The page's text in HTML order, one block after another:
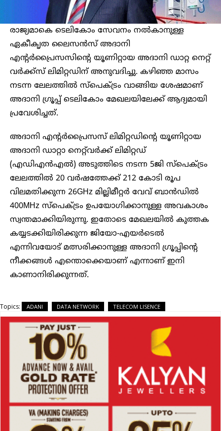
രാജ്യമാകെ ടെലികോം സേവനം നല്‍കാനുള്ള
ഏകീകൃത ലൈസൻസ് അദാനി
എന്റര്‍പ്രൈസസിന്റെ യൂണിറ്റായ അദാനി ഡാറ്റ നെറ്റ്
വര്‍ക്ക്‌സ് ലിമിറ്റഡിന് അനുവദിച്ചു. കഴിഞ്ഞ മാസം
നടന്ന ലേലത്തിൽ സ്‌പെക്‌ട്രം വാങ്ങിയ ശേഷമാണ്
അദാനി ഗ്രൂപ്പ് ടെലികോം മേഖലയിലേക്ക് ആദ്യമായി
പ്രവേശിച്ചത്.
അദാനി എന്റർപ്രൈസസ് ലിമിറ്റഡിന്റെ യൂണിറ്റായ
അദാനി ഡാറ്റാ നെറ്റ്‌വർക്ക് ലിമിറ്റഡ്
(എഡിഎൻഎൽ) അടുത്തിടെ നടന്ന 5ജി സ്പെക്‌ട്രം
ലേലത്തിൽ 20 വർഷത്തേക്ക് 212 കോടി രൂപ
വിലമതിക്കുന്ന 26GHz മില്ലിമീറ്റർ വേവ് ബാൻഡിൽ
400MHz സ്പെക്‌ട്രം ഉപയോഗിക്കാനുള്ള അവകാശം
സ്വന്തമാക്കിയിരുന്നു. ഇതോടെ മേഖലയിൽ കുത്തക
കയ്യടക്കിയിരിക്കുന്ന ജിയോ-എയര്‍ടെല്‍
എന്നിവയോട് മത്സരിക്കാനുള്ള അദാനി ഗ്രൂപ്പിന്റെ
നീക്കങ്ങൾ എന്തൊക്കെയാണ് എന്നാണ് ഇനി
കാണാനിരിക്കുന്നത്.
Topics: ADANI DATA NETWORK TELECOM LISENCE